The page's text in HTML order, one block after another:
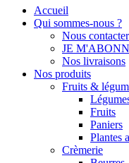
Accueil
Qui sommes-nous ?
Nous contacter
JE
Nos livraisons
Nos produits
Fruits &
Fruits
Paniers
Plantes
Crèmerie